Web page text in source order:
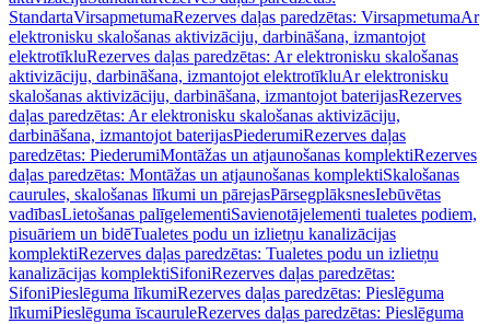
StandartaVirsapmetumaRezerves daļas paredzētas: VirsapmetumaAr
elektronisku skalošanas aktivizāciju, darbināšana, izmantojot
elektrotīkluRezerves daļas paredzētas: Ar elektronisku skalošanas
aktivizāciju, darbināšana, izmantojot elektrotīkluAr elektronisku
skalošanas aktivizāciju, darbināšana, izmantojot baterijasRezerves
daļas paredzētas: Ar elektronisku skalošanas aktivizāciju,
darbināšana, izmantojot baterijasPiederumiRezerves daļas
paredzētas: PiederumiMontāžas un atjaunošanas komplektiRezerves
daļas paredzētas: Montāžas un atjaunošanas komplektiSkalošanas
caurules, skalošanas līkumi un pārejasPārsegplāksnesIebūvētas
vadībasLietošanas palīgelementiSavienotājelementi tualetes podiem,
pisuāriem un bidēTualetes podu un izlietņu kanalizācijas
komplektiRezerves daļas paredzētas: Tualetes podu un izlietņu
kanalizācijas komplektiSifoniRezerves daļas paredzētas:
SifoniPieslēguma līkumiRezerves daļas paredzētas: Pieslēguma
līkumiPieslēguma īscauruleRezerves daļas paredzētas: Pieslēguma